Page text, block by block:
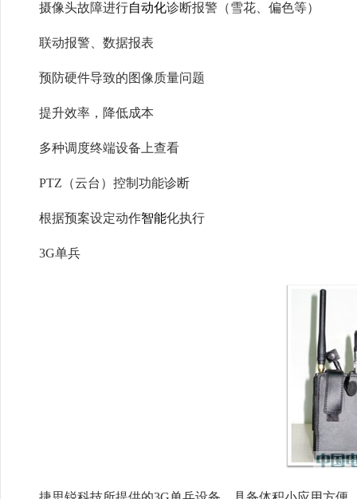
摄像头故障进行自动化诊断报警（雪花、偏色等）
联动报警、数据报表
预防硬件导致的图像质量问题
提升效率，降低成本
多种调度终端设备上查看
PTZ（云台）控制功能诊断
根据预案设定动作智能化执行
3G单兵